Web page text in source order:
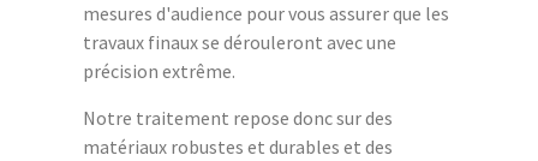
mesures d'audience pour vous assurer que les
travaux finaux se dérouleront avec une
précision extrême.
Notre traitement repose donc sur des
matériaux robustes et durables et des